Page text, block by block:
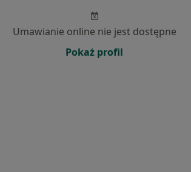
Umawianie online nie jest dostępne
Pokaż profil